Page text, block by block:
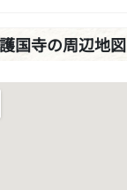
国寺の周辺地図